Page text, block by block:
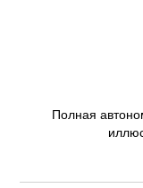
Полная